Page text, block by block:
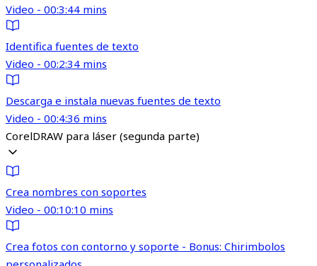
Video - 00:3:44 mins
Identifica fuentes de texto
Video - 00:2:34 mins
Descarga e instala nuevas fuentes de texto
Video - 00:4:36 mins
CorelDRAW para láser (segunda parte)
Crea nombres con soportes
Video - 00:10:10 mins
Crea fotos con contorno y soporte - Bonus: Chirimbolos